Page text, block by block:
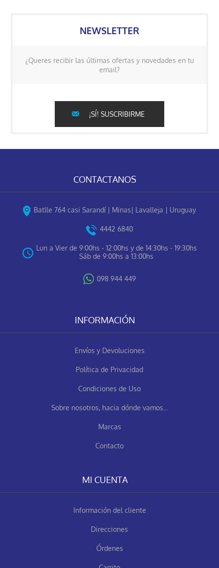
NEWSLETTER
¿Queres recibir las últimas ofertas y novedades en tu
email?
¡SÍ! SUSCRIBIRME
CONTACTANOS
Batlle 764 casi Sarandí | Minas| Lavalleja | Uruguay
4442 6840
Lun a Vier de 9:00hs - 12:00hs y de 14:30hs - 19:30hs
Sáb de 9:00hs a 13:00hs
098 944 449
INFORMACIÓN
Envíos y Devoluciones
Política de Privacidad
Condiciones de Uso
Sobre nosotros, hacia dónde vamos...
Marcas
Contacto
MI CUENTA
Información del cliente
Direcciones
Órdenes